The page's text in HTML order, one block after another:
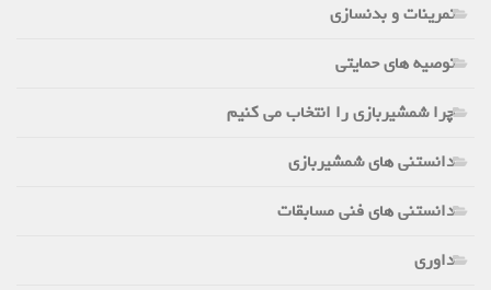
تمرینات و بدنسازی
توصیه های حمایتی
چرا شمشیربازی را انتخاب می کنیم
دانستنی های شمشیربازی
دانستنی های فنی مسابقات
داوری